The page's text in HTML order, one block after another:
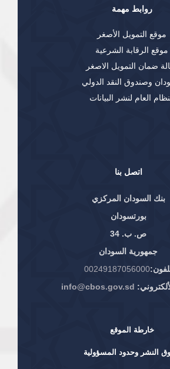
اتصل بنا
بنك السودان المركزي
بورتسودان
ص. ب. 34
جمهورية السودان
00249187056000
info@cbos.gov.sd
روابط مهمة
موقع التمويل الأصغر
موقع الرقابة الشرعية
ضمان التمويل الاصغر
وصندوق النقد الدولي
العام لنشر البيانات
خارطة الموقع
النشر وحدود المسؤولية